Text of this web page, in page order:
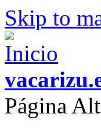
Skip to
Página